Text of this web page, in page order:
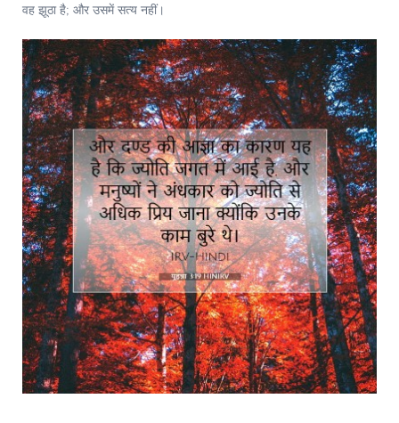
वह झूठा है; और उसमें सत्य नहीं।